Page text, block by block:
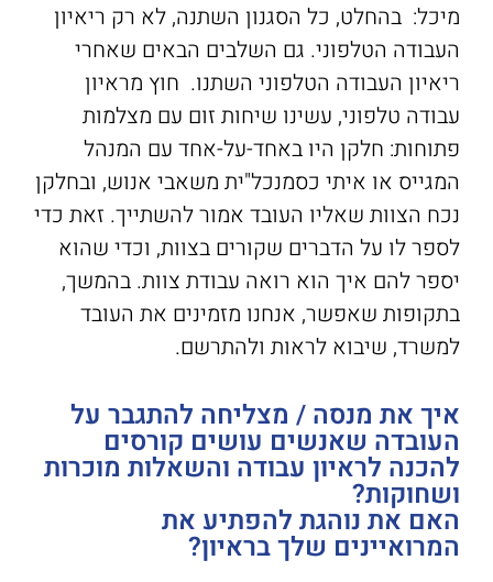
מיכל: בהחלט, כל הסגנון השתנה, לא רק ריאיון
העבודה הטלפוני. גם השלבים הבאים שאחרי
ריאיון העבודה הטלפוני השתנו. חוץ מראיון
עבודה טלפוני, עשינו שיחות זום עם מצלמות
פתוחות: חלקן היו באחד-על-אחד עם המנהל
המגייס או איתי כסמנכל"ית משאבי אנוש, ובחלקן
נכח הצוות שאליו העובד אמור להשתייך. זאת כדי
לספר לו על הדברים שקורים בצוות, וכדי שהוא
יספר להם איך הוא רואה עבודת צוות. בהמשך,
בתקופות שאפשר, אנחנו מזמינים את העובד
למשרד, שיבוא לראות ולהתרשם.
איך את מנסה / מצליחה להתגבר על
העובדה שאנשים עושים קורסים
להכנה לראיון עבודה והשאלות מוכרות
ושחוקות?
האם את נוהגת להפתיע את
המרואיינים שלך בראיון?